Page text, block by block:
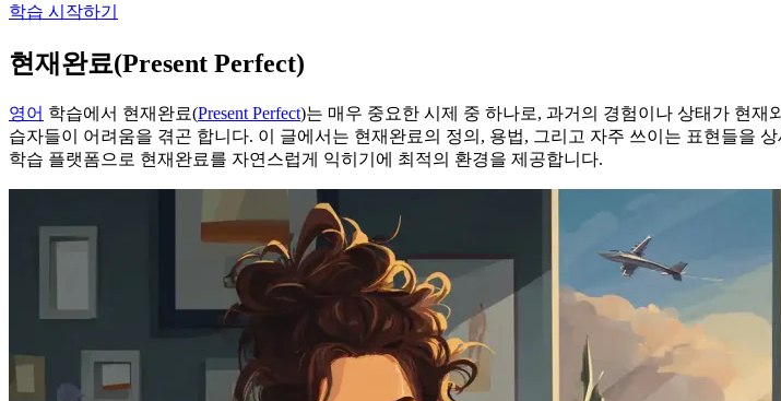
학습 시작하기
현재완료(Present Perfect)
영어 학습에서 현재완료(Present Perfect)는 매우 중요한 시제 중 하나로, 과거의 경험이나 상태가 현
습자들이 어려움을 겪곤 합니다. 이 글에서는 현재완료의 정의, 용법, 그리고 자주 쓰이는 표현들을
학습 플랫폼으로 현재완료를 자연스럽게 익히기에 최적의 환경을 제공합니다.